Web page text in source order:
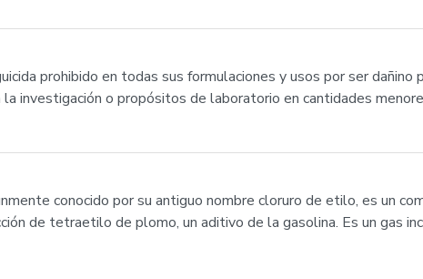
prohibido en todas sus formulaciones y usos por ser dañino
investigación o propósitos de laboratorio en cantidades
conocido por su antiguo nombre cloruro de etilo, es un
de tetraetilo de plomo, un aditivo de la gasolina. Es un gas